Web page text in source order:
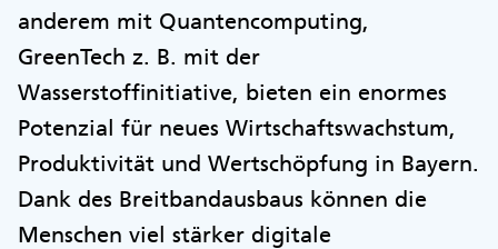
anderem mit Quantencomputing,
GreenTech z. B. mit der
Wasserstoffinitiative, bieten ein enormes
Potenzial für neues Wirtschaftswachstum,
Produktivität und Wertschöpfung in Bayern.
Dank des Breitbandausbaus können die
Menschen viel stärker digitale